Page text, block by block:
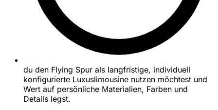
du den Flying Spur als langfristige, individuell
konfigurierte Luxuslimousine nutzen möchtest und
Wert auf persönliche Materialien, Farben und
Details legst.